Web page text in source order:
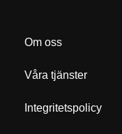
Om oss
Våra tjänster
Integritetspolicy